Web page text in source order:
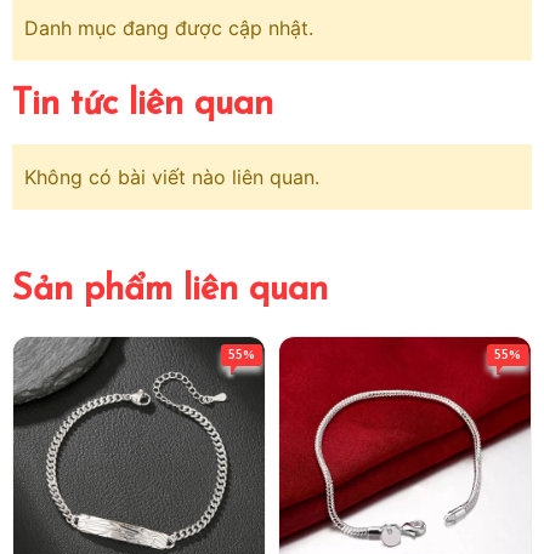
Danh mục đang được cập nhật.
Tin tức liên quan
Không có bài viết nào liên quan.
Sản phẩm liên quan
55% 55%